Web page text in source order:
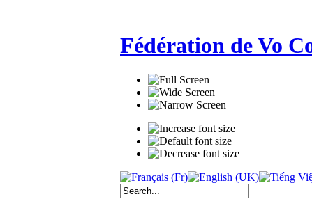
Fédération de Vo